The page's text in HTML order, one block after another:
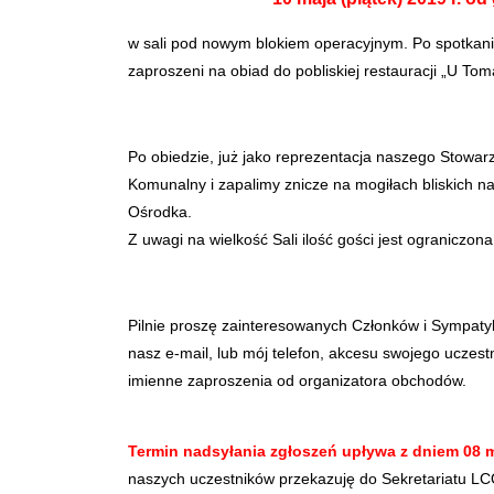
w sali pod nowym blokiem operacyjnym. Po
zaproszeni na obiad do pobliskiej restauracji „U
Po obiedzie, już jako reprezentacja naszego
Komunalny i zapalimy znicze na mogiłach bliskich
Ośrodka.
Z uwagi na wielkość Sali ilość gości jest
Pilnie proszę zainteresowanych Członków i
nasz e-mail, lub mój telefon, akcesu swojego
imienne zaproszenia od organizatora obchodów.
Termin nadsyłania zgłoszeń upływa z dniem 08
naszych uczestników przekazuję do Sekretariatu